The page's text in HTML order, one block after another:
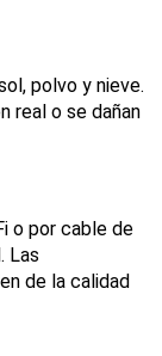
polvo y nieve.
real o se dañan
o por cable de
Las
de la calidad